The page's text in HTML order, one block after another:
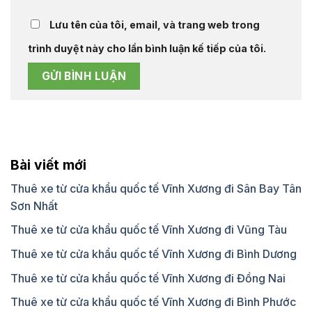
Lưu tên của tôi, email, và trang web trong
trình duyệt này cho lần bình luận kế tiếp của tôi.
Bài viết mới
Thuê xe từ cửa khẩu quốc tế Vĩnh Xương đi Sân Bay Tân
Sơn Nhất
Thuê xe từ cửa khẩu quốc tế Vĩnh Xương đi Vũng Tàu
Thuê xe từ cửa khẩu quốc tế Vĩnh Xương đi Bình Dương
Thuê xe từ cửa khẩu quốc tế Vĩnh Xương đi Đồng Nai
Thuê xe từ cửa khẩu quốc tế Vĩnh Xương đi Bình Phước